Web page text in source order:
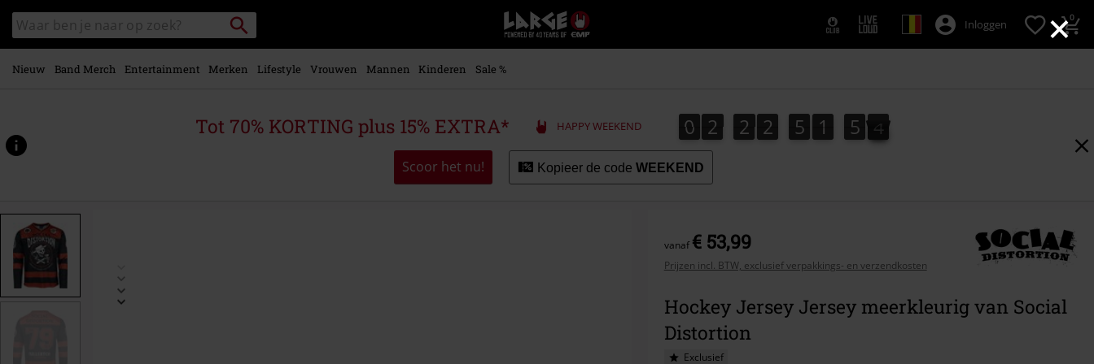
×
naar
hoofdinhoud
Zoek
in
catalogus
Packstation
zoeken
Large
–
Muziek-,
+
kleding
Inloggen 0
Nieuw Band Merch Entertainment Merken Lifestyle Vrouwen Mannen Kinderen Sale %
Tot 70% KORTING plus 15% EXTRA* HAPPY WEEKEND 0
0 2
2 2
2 2
2 5
5 1
1 5
5 1
2
1
3
2
Scoor het nu! Kopieer de code WEEKEND
www.large.be/p/hockey-
587017.html
vanaf€ 53,99
Prijzen incl. BTW, exclusief verpakkings- en verzendkosten
Hockey Jersey Jersey meerkleurig van Social
Distortion
Exclusief